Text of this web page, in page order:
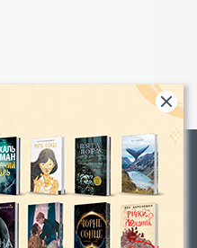
Богдан»: